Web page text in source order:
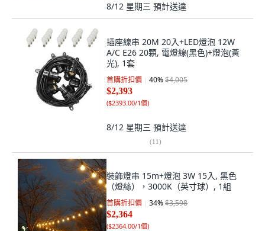
8/12 星期三 預計送達
插座線串 20M 20入+LED燈泡 12W
A/C E26 20顆, 電燈線(黑色)+燈泡(黃
光), 1套
首購折扣價 40%$4,005
$2,393
($2393.00/1個)
8/12 星期三 預計送達
(11)
裝飾燈串 15m+燈泡 3W 15入, 黑色
（燈絲），3000K（英寸球）, 1組
首購折扣價 34%$3,598
$2,364
($2364.00/1個)